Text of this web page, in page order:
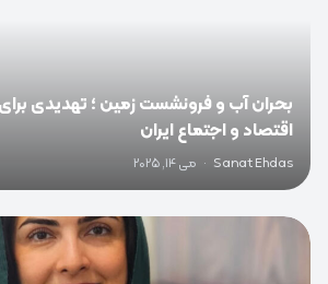
بحران آب و فرونشست زمین ؛ تهدیدی
اقتصاد و اجتماع ایران
Sanat Ehdas
· می 14, 2025